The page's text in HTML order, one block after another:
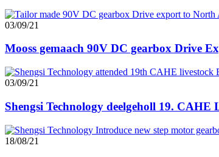
03/09/21
Mooss gemaach 90V DC gearbox Drive
03/09/21
Shengsi Technology deelgeholl 19. CAHE
18/08/21